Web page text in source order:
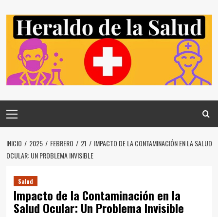
contenido
principal
INICIO 2025 FEBRERO 21
IMPACTO DE LA CONTAMINACIÓN EN LA SALUD
OCULAR: UN PROBLEMA INVISIBLE
Salud
Impacto de la Contaminación en la
Salud Ocular: Un Problema Invisible